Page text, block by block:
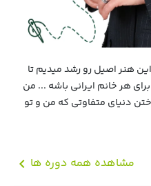
هنر اصیل رو رشد میدیم تا
هر خانم ایرانی باشه ... من
دنیای متفاوتی که من و تو
مشاهده همه دوره ها chevron_left